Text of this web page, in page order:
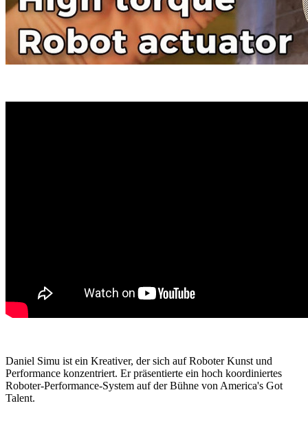
Daniel Simu ist ein Kreativer, der sich auf Roboter Kunst und
Performance konzentriert. Er präsentierte ein hoch koordiniertes
Roboter-Performance-System auf der Bühne von America's Got
Talent.